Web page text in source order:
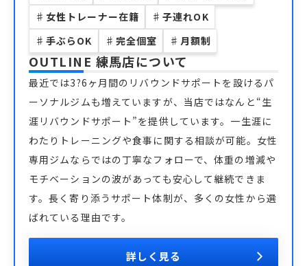
♯ 女性トレーナー在籍 ♯ 子連れOK
♯ 手ぶらOK ♯ 完全個室 ♯ 月額制
OUTLINE 練馬店について
最近では3?6ヶ月間のリバウンドサポートを設けるパ
ーソナルジムも増えていますが、当店ではなんと“生
涯リバウンドサポート”を提供しています。一生涯に
わたりトレーニングや食事に関する相談が可能。女性
専用ジムならではの丁寧なフォローで、体重の増減や
モチベーションの波があっても安心して継続できま
す。長く寄り添うサポート体制が、多くの女性から選
ばれている理由です。
詳しく見る